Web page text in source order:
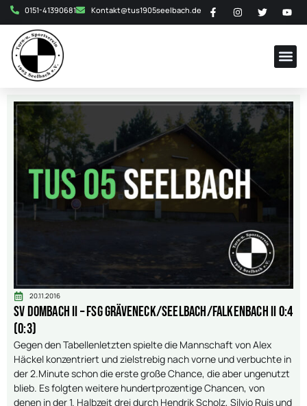
0151-41390681 Kontakt@tus1905seelbach.de
20.11.2016
SV Dombach II – FSG Gräveneck/Seelbach/Falkenbach II 0:4
(0:3)
Gegen den Tabellenletzten spielte die Mannschaft von Alex
Häckel konzentriert und zielstrebig nach vorne und verbuchte in
der 2.Minute schon die erste große Chance, die aber ungenutzt
blieb. Es folgten weitere hundertprozentige Chancen, von
denen in der 1. Halbzeit drei durch Hendrik Scholz, Silvio Ruis und